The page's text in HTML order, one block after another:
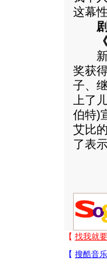
这幕
《
新多
奖获
子、
上了
伯特)
艾比
了表